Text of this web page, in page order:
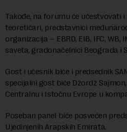
Takođe, na forumu će učestvovati
teoretičari, predstavnici
organizacija – EBRD, EIB, IFC, WB,
saveta, gradonačelnici Beograda i
Gost i učesnik biće i predsednik
specijalni gost biće Džordž
Centralnu i Istočnu Evrope u
Poseban panel biće posvećen
Ujedinjenih Arapskih Emirata.